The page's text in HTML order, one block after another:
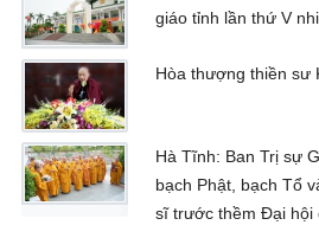
giáo tỉnh lần thứ V
Hòa thượng thiền sư
Hà Tĩnh: Ban Trị sự
bạch Phật, bạch Tổ
sĩ trước thềm Đại hội